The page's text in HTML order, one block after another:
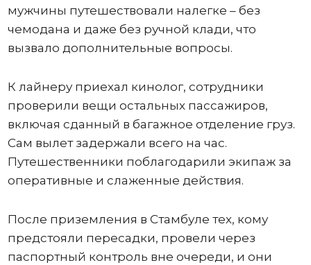
мужчины путешествовали налегке – без
чемодана и даже без ручной клади, что
вызвало дополнительные вопросы.
К лайнеру приехал кинолог, сотрудники
проверили вещи остальных пассажиров,
включая сданный в багажное отделение груз.
Сам вылет задержали всего на час.
Путешественники поблагодарили экипаж за
оперативные и слаженные действия.
После приземления в Стамбуле тех, кому
предстояли пересадки, провели через
паспортный контроль вне очереди, и они